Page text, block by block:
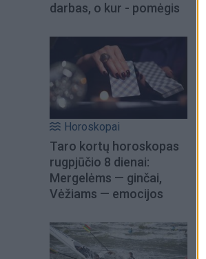
darbas, o kur - pomėgis
Horoskopai
Taro kortų horoskopas
rugpjūčio 8 dienai:
Mergelėms — ginčai,
Vėžiams — emocijos